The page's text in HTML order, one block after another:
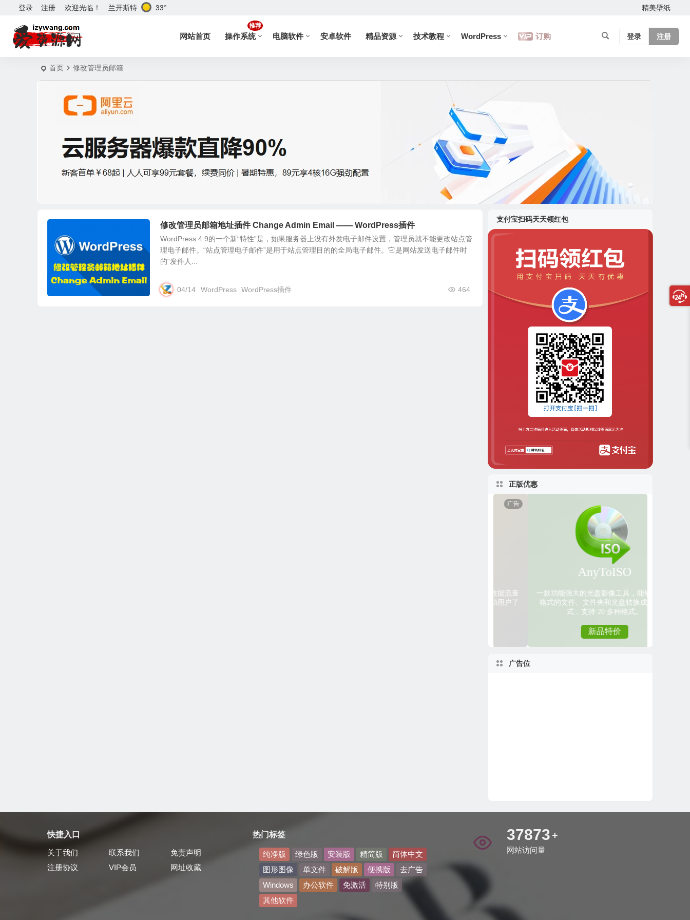
欢迎光临！
登录 注册 兰开斯特 33° 精美壁纸
网站首页 操作系统
推荐
电脑软件 安卓软件 精品资源 技术教程 WordPress 订购 登录 注册
首页 修改管理员邮箱
修改管理员邮箱地址插件 Change Admin Email —— WordPress插件
WordPress 4.9的一个新“特性”是，如果服务器上没有外发电子邮件设置，管理员就不能更改站点管
理电子邮件。“站点管理电子邮件”是用于站点管理目的的全局电子邮件。它是网站发送电子邮件时
的“发件人...
04/14 464
WordPress WordPress插件
支付宝扫码天天领红包
正版优惠
广告位
快捷入口
关于我们 联系我们
免责声明
注册协议
VIP会员 网址收藏
热门标签
纯净版 绿色版 安装版 精简版
简体中文
图形图像
单文件 破解版 便携版
去广告
Windows
办公软件 免激活
特别版
其他软件
44021 +
网站访问量